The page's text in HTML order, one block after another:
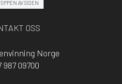
AV SIDEN
OSS
Norge
987 09700